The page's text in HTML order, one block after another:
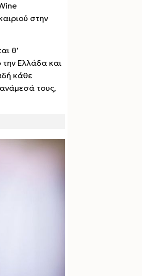
στην
θ’
την Ελλάδα και
κάθε
τους,